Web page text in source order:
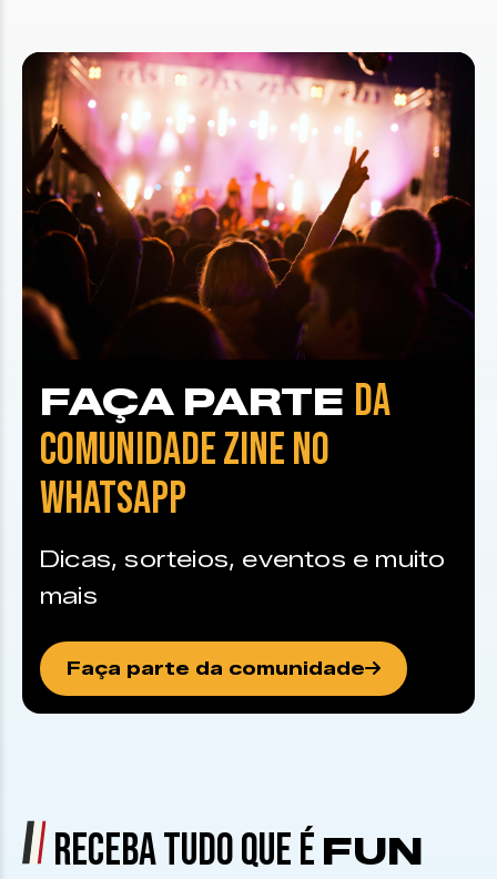
FAÇA PARTE DA
COMUNIDADE ZINE NO
WHATSAPP
Dicas, sorteios, eventos e muito
mais
Faça parte da comunidade
RECEBA TUDO QUE É FUN